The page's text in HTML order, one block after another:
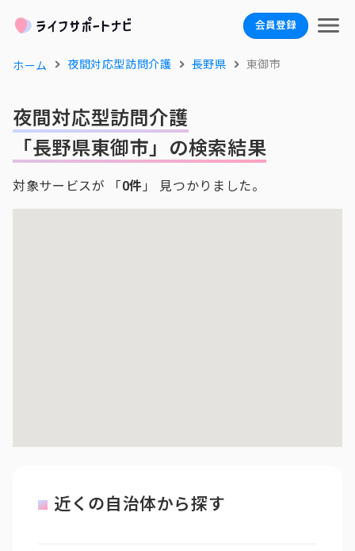
会員登録
ホーム 夜間対応型訪問介護 長野県 東御市
夜間対応型訪問介護
「長野県東御市」の検索結果
対象サービスが 「0件 」 見つかりました。
近くの自治体から探す